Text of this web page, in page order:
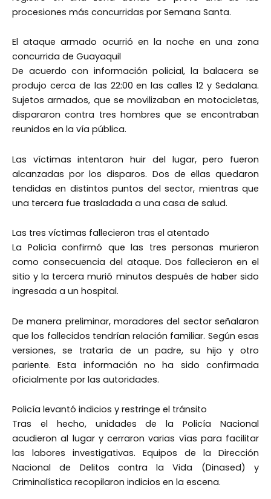
procesiones más concurridas por Semana Santa.
El ataque armado ocurrió en la noche en una zona
concurrida de Guayaquil
De acuerdo con información policial, la balacera se
produjo cerca de las 22:00 en las calles 12 y Sedalana.
Sujetos armados, que se movilizaban en motocicletas,
dispararon contra tres hombres que se encontraban
reunidos en la vía pública.
Las víctimas intentaron huir del lugar, pero fueron
alcanzadas por los disparos. Dos de ellas quedaron
tendidas en distintos puntos del sector, mientras que
una tercera fue trasladada a una casa de salud.
Las tres víctimas fallecieron tras el atentado
La Policía confirmó que las tres personas murieron
como consecuencia del ataque. Dos fallecieron en el
sitio y la tercera murió minutos después de haber sido
ingresada a un hospital.
De manera preliminar, moradores del sector señalaron
que los fallecidos tendrían relación familiar. Según esas
versiones, se trataría de un padre, su hijo y otro
pariente. Esta información no ha sido confirmada
oficialmente por las autoridades.
Policía levantó indicios y restringe el tránsito
Tras el hecho, unidades de la Policía Nacional
acudieron al lugar y cerraron varias vías para facilitar
las labores investigativas. Equipos de la Dirección
Nacional de Delitos contra la Vida (Dinased) y
Criminalística recopilaron indicios en la escena.